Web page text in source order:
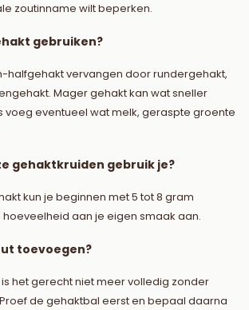
zoutinname wilt beperken.
gebruiken?
halfgehakt vervangen door rundergehakt,
Mager gehakt kan wat sneller
voeg eventueel wat melk, geraspte groente
gehaktkruiden gebruik je?
kun je beginnen met 5 tot 8 gram
hoeveelheid aan je eigen smaak aan.
toevoegen?
het gerecht niet meer volledig zonder
de gehaktbal eerst en bepaal daarna